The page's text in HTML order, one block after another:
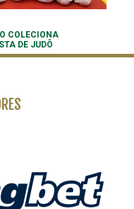
COLECIONA
DE JUDÔ